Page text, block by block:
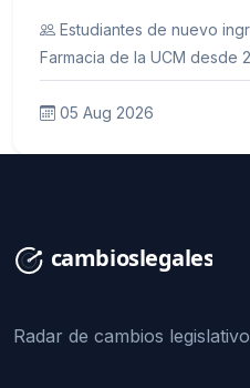
Estudiantes de nuevo
Farmacia de la UCM desde
05 Aug 2026
Radar de cambios